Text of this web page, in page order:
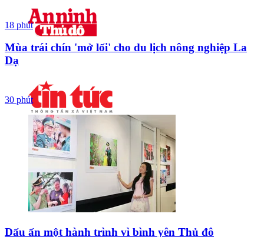
18 phút
Mùa trái chín 'mở lối' cho du lịch nông nghiệp La
Dạ
30 phút
Dấu ấn một hành trình vì bình yên Thủ đô